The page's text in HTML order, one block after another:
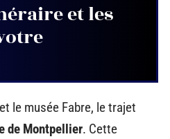
et les
le musée Fabre, le trajet
de Montpellier. Cette